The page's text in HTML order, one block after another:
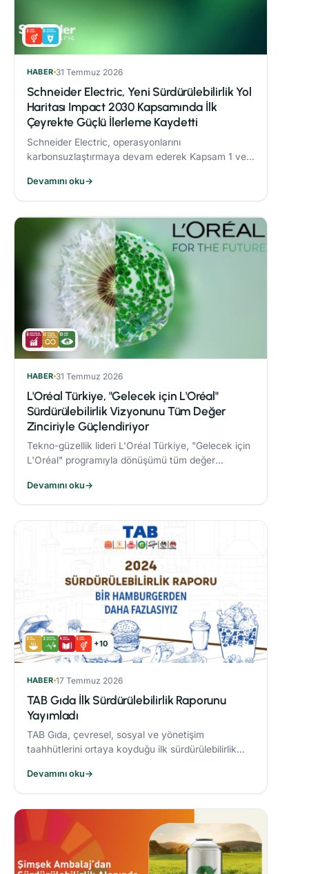
HABER 31 Temmuz 2026
Schneider Electric, Yeni Sürdürülebilirlik Yol
Haritası Impact 2030 Kapsamında İlk
Çeyrekte Güçlü İlerleme Kaydetti
Schneider Electric, operasyonlarını
karbonsuzlaştırmaya devam ederek Kapsam 1 ve 2
azalttı.
Devamını oku→
HABER 31 Temmuz 2026
L'Oréal Türkiye, "Gelecek için L'Oréal"
Sürdürülebilirlik Vizyonunu Tüm Değer
Zinciriyle Güçlendiriyor
Tekno-güzellik lideri L'Oréal Türkiye, "Gelecek için
L'Oréal" programıyla dönüşümü tüm değer
Devamını oku→
+10
HABER 17 Temmuz 2026
TAB Gıda İlk Sürdürülebilirlik Raporunu
Yayımladı
TAB Gıda, çevresel, sosyal ve yönetişim
taahhütlerini ortaya koyduğu ilk sürdürülebilirlik
olan bağlılığını ortaya koydu.
Devamını oku→